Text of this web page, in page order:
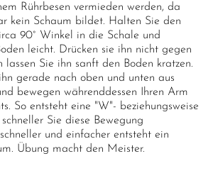
Rührbesen vermieden werden, da
kein Schaum bildet. Halten Sie den
90° Winkel in die Schale und
leicht. Drücken sie ihn nicht gegen
lassen Sie ihn sanft den Boden kratzen.
gerade nach oben und unten aus
bewegen währenddessen Ihren Arm
So entsteht eine "W"- beziehungsweise
Sie diese Bewegung
und einfacher entsteht ein
Übung macht den Meister.